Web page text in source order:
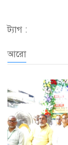
ট্যাগ :
আরো